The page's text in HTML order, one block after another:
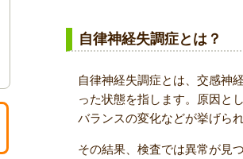
自律神経失調症とは？
自律神経失調症とは、交感神
った状態を指します。原因と
バランスの変化などが挙げられ
その結果、検査では異常が見